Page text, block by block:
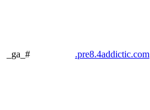
_ga_# .pre8.4addictic.com